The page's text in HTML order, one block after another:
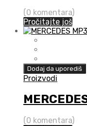
(0 komentara)
Pročitajte još
Dodaj da uporediš
Proizvodi
(0 komentara)